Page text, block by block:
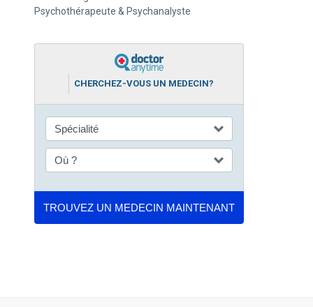
Psychothérapeute & Psychanalyste
CHERCHEZ-VOUS UN MEDECIN?